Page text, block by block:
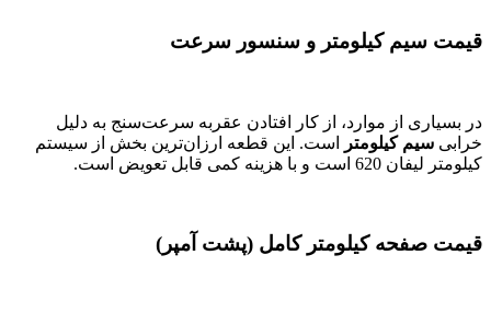
قیمت سیم کیلومتر و سنسور سرعت
در بسیاری از موارد، از کار افتادن عقربه سرعت‌سنج به دلیل
خرابی سیم کیلومتر
است. این قطعه ارزان‌ترین بخش از سیستم
کیلومتر لیفان 620 است و با هزینه کمی قابل تعویض است.
قیمت صفحه کیلومتر کامل (پشت آمپر)